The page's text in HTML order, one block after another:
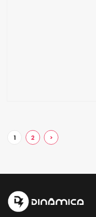
1 2 >